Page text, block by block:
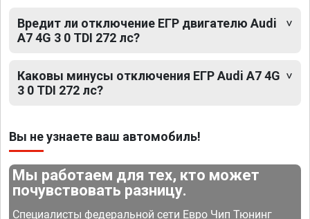
Вредит ли отключение ЕГР двигателю Audi
A7 4G 3 0 TDI 272 лс?
Каковы минусы отключения ЕГР Audi A7 4G
3 0 TDI 272 лс?
Вы не узнаете ваш автомобиль!
Мы работаем для тех, кто может
почувствовать разницу.
Специалисты федеральной сети Евро Чип Тюнинг